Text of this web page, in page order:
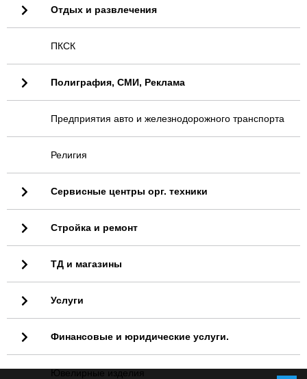
Отдых и развлечения
ПКСК
Полиграфия, СМИ, Реклама
Предприятия авто и железнодорожного транспорта
Религия
Сервисные центры орг. техники
Стройка и ремонт
ТД и магазины
Услуги
Финансовые и юридические услуги.
Ювелирные изделия